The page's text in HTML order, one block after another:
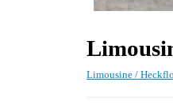
Limousine /